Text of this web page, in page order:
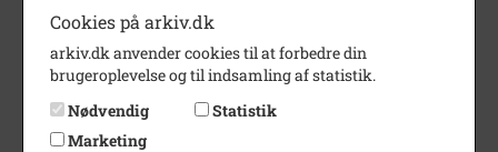
Dateringsnote
Fotograf
Nørby
Størrelse
11x16
Se på kort
Cookies på arkiv.dk
arkiv.dk anvender cookies til at forbedre din
brugeroplevelse og til indsamling af statistik.
Nødvendig
Statistik
Marketing